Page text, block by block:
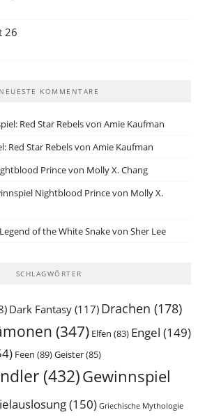
26
NEUESTE KOMMENTARE
Red Star Rebels von Amie Kaufman
Red Star Rebels von Amie Kaufman
Prince von Molly X. Chang
Nightblood Prince von Molly X.
of the White Snake von Sher Lee
SCHLAGWÖRTER
Dark Fantasy (117) Drachen (178)
(347) Elfen (83) Engel (149)
Feen (89)Geister(85)
(432)Gewinnspiel
(150) Griechische Mythologie